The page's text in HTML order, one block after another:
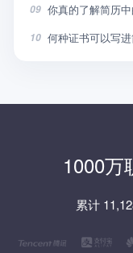
09 你真的了解简历
10 何种证书可以写
1000万
累计